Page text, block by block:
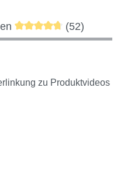
Durchschnittliche
(52)